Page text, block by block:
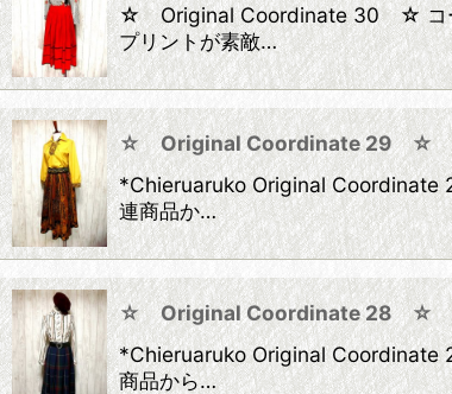
☆ Original Coordinate 30 ☆ コーデ
プリントが素敵…
☆ Original Coordinate 29 ☆
*Chieruaruko Original Coordinate
連商品か…
☆ Original Coordinate 28 ☆
*Chieruaruko Original Coordinate
商品から…